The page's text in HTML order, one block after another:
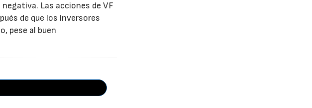
Las acciones de VF
de que los inversores
pese al buen